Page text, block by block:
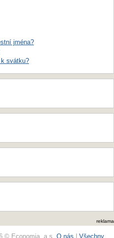
jména?
svátku?
reklama
© Economia, a.s. O nás Všechny